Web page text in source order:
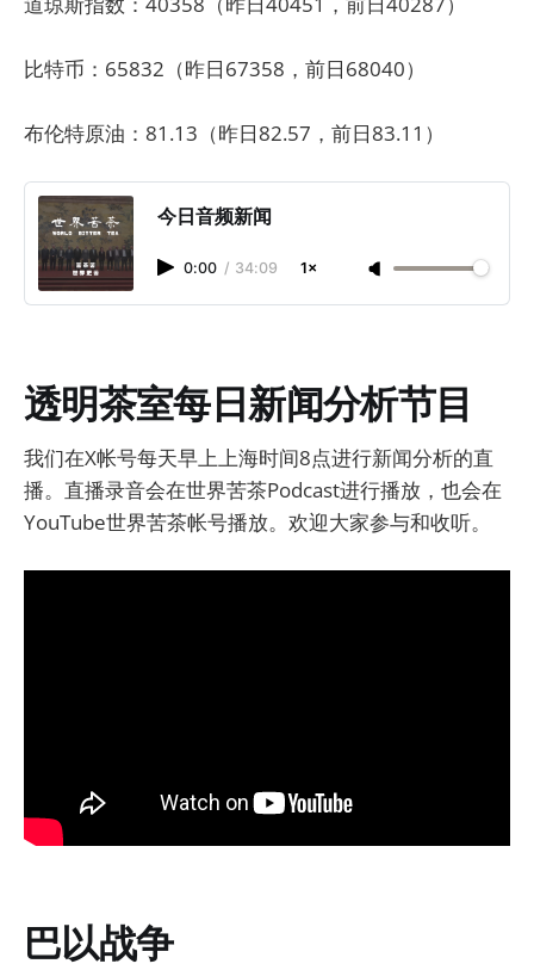
比特币：65832（昨日67358，前日68040）
布伦特原油：81.13（昨日82.57，前日83.11）
今日音频新闻
0:00 / 34:09 1×
透明茶室每日新闻分析节目
我们在X帐号每天早上上海时间8点进行新闻分析的直
播。直播录音会在世界苦茶Podcast进行播放，也会在
YouTube世界苦茶帐号播放。欢迎大家参与和收听。
巴以战争